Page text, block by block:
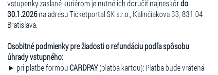
vstupenky zaslané kuriérom je nutné ich doručiť najneskôrdo
30.1.2026na adresu Ticketportal SK s.r.o., Kalinčiakova 33, 831 04
Bratislava.
Osobitné podmienky pre žiadosti o refundáciu podľa spôsobu
úhrady vstupného:
► pri platbe formouCARDPAY(platba kartou): Platba bude vrátená